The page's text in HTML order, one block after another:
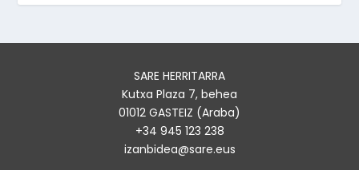
SARE HERRITARRA
Kutxa Plaza 7, behea
01012 GASTEIZ (Araba)
+34 945 123 238
izanbidea@sare.eus